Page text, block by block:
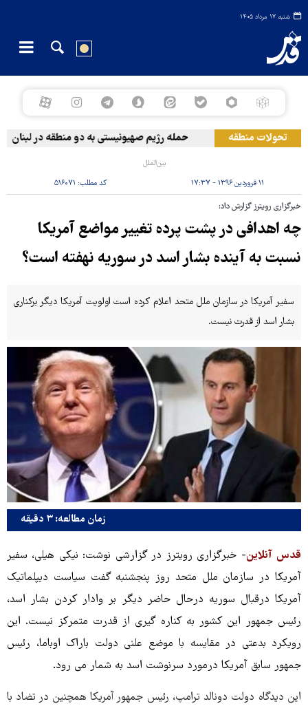
شنبه ۱۷ مرداد ۱۴۰۵
تحولات منطقه حمله رژیم صهیونیستی به دو منطقه در لبنان
بین‌الملل
۱۱ فروردین ۱۳۹۶ - ۱۷:۳۷ کد مطلب: ۵۱۶۰۷۱
خبرگزاری رویترز گزارش داد:
چه اهدافی در پشت پرده تغییر مواضع آمریکا
نسبت به آینده بشار اسد در سوریه نهفته است؟
سفیر آمریکا در سازمان ملل متحد اعلام کرده است اولویت آمریکا دیگر برکناری
بشار اسد از قدرت نیست.
زمان مطالعه: ۳ دقیقه
قدس آنلاین- خبرگزاری رویترز در گزارشی نوشت: نیکی هیلی، سفیر
آمریکا در سازمان ملل متحد روز پنجشنبه گفت سیاست دیپلماتیک
آمریکا درقبال سوریه درحال حاضر دیگر بر وادار کردن بشار اسد،
رئیس جمهور این کشور به کناره گیری از قدرت متمرکز نیست. این
رویکرد بدعتی در مقایسه با موضع علنی دولت باراک اوباما، رئیس
جمهور سابق آمریکا درمورد سرنوشت اسد به شمار می رود.
این دیدگاه دولت دونالد ترامپ، رئیس جمهور آمریکا همچنین در تضاد با